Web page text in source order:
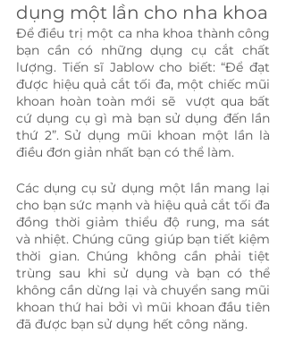
dụng một lần cho nha khoa
Để điều trị một ca nha khoa thành công
bạn cần có những dụng cụ cắt chất
lượng. Tiến sĩ Jablow cho biết: “Để đạt
được hiệu quả cắt tối đa, một chiếc mũi
khoan hoàn toàn mới sẽ  vượt qua bất
cứ dụng cụ gì mà bạn sử dụng đến lần
thứ 2”. Sử dụng mũi khoan một lần là
điều đơn giản nhất bạn có thể làm.
Các dụng cụ sử dụng một lần mang lại
cho bạn sức mạnh và hiệu quả cắt tối đa
đồng thời giảm thiểu độ rung, ma sát
và nhiệt. Chúng cũng giúp bạn tiết kiệm
thời gian. Chúng không cần phải tiệt
trùng sau khi sử dụng và bạn có thể
không cần dừng lại và chuyển sang mũi
khoan thứ hai bởi vì mũi khoan đầu tiên
đã được bạn sử dụng hết công năng.